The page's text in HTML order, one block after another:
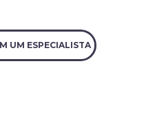
UM ESPECIALISTA